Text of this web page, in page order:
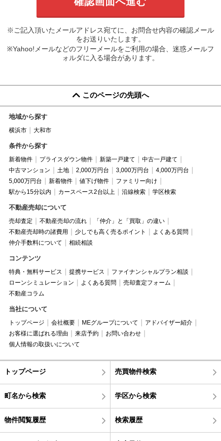
※ご記入頂いたメールアドレス宛てに、お問合せ内容の確認メール
をお送りいたします。
※Yahoo!メールなどのフリーメールをご利用の場合、迷惑メールフ
ォルダに入る場合があります。
このページの先頭へ
地域から探す
横浜市 大和市
条件から探す
新着物件 プライスダウン物件 新築一戸建て
中古一戸建て
中古マンション
土地 2,000万円台 3,000万円台
4,000万円台
5,000万円台
新着物件 値下げ物件
ファミリー向け
駅から15分以内
カースペース2台以上 沿線検索 学区検索
不動産売却について
売却査定 不動産売却の流れ
「仲介」と「買取」の違い
不動産売却時の諸費用
少しでも高く売るポイント
よくある質問
仲介手数料について
相続相談
コンテンツ
特典・無料サービス 提携サービス
ファイナンシャルプラン相談
ローンシミュレーション
よくある質問
売却査定フォーム
不動産コラム
当社について
トップページ 会社概要 MEグループについて
アドバイザー紹介
お客様に選ばれる理由
来店予約
お問い合わせ
個人情報の取扱いについて
トップページ 売買物件検索
町名から検索 学区から検索
物件閲覧履歴 検索履歴